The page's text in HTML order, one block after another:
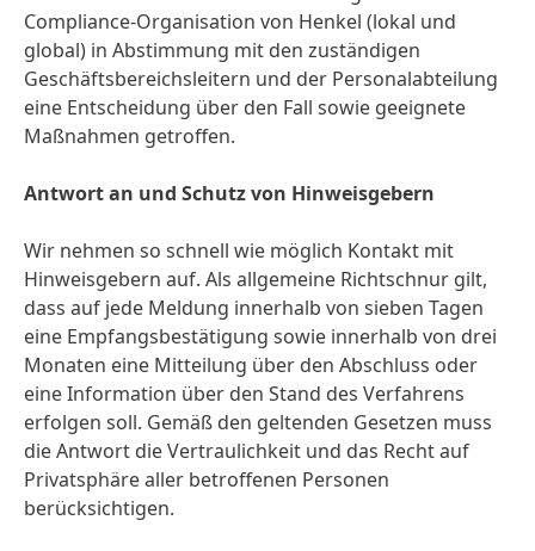
Compliance-Organisation von Henkel (lokal und
global) in Abstimmung mit den zuständigen
Geschäftsbereichsleitern und der Personalabteilung
eine Entscheidung über den Fall sowie geeignete
Maßnahmen getroffen.
Antwort an und Schutz von Hinweisgebern
Wir nehmen so schnell wie möglich Kontakt mit
Hinweisgebern auf. Als allgemeine Richtschnur gilt,
dass auf jede Meldung innerhalb von sieben Tagen
eine Empfangsbestätigung sowie innerhalb von drei
Monaten eine Mitteilung über den Abschluss oder
eine Information über den Stand des Verfahrens
erfolgen soll. Gemäß den geltenden Gesetzen muss
die Antwort die Vertraulichkeit und das Recht auf
Privatsphäre aller betroffenen Personen
berücksichtigen.